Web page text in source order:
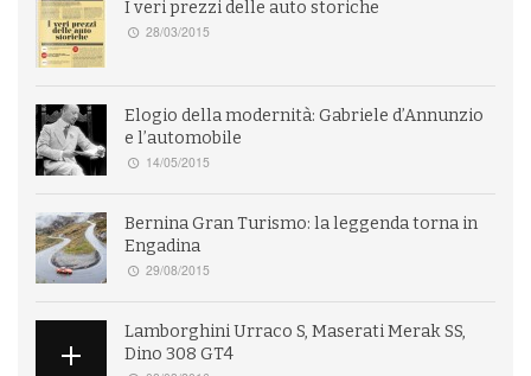
I veri prezzi delle auto storiche
28/03/2015
Elogio della modernità: Gabriele d’Annunzio
e l’automobile
14/05/2015
Bernina Gran Turismo: la leggenda torna in
Engadina
29/08/2015
Lamborghini Urraco S, Maserati Merak SS,
Dino 308 GT4